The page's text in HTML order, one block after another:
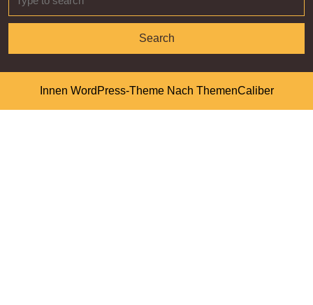
for:
Innen WordPress-ThemeNach ThemenCaliber